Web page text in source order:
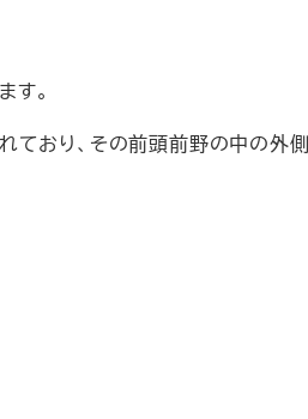
す。
ており、その前頭前野の中の外